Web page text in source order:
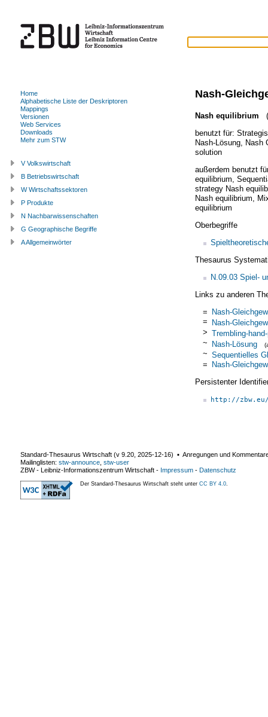
Nash-
Nash equilibrium
benutzt für:
Nash-Lösung, Nash
solution
außerdem benutzt
equilibrium
strategy Nash
Nash equilibrium
equilibrium
Oberbegriffe
Thesaurus
N.09.03 Spiel-
Links zu anderen
= Nash-
= Nash-
> Trembling-
~ Nash-Lösung
~ Sequentielles
= Nash-
Persistenter
http://
Home
Alphabetische Liste der Deskriptoren
Mappings
Versionen
Web Services
Downloads
Mehr zum STW
V Volkswirtschaft
B Betriebswirtschaft
W Wirtschaftssektoren
P Produkte
N Nachbarwissenschaften
G Geographische Begriffe
A Allgemeinwörter
Standard-Thesaurus Wirtschaft (v 9.20 2025-12-16) ▪ Anregungen und
Mailinglisten: stw-announce stw-user
ZBW - Leibniz-Informationszentrum Wirtschaft - Impressum - Datenschutz
Der Standard-Thesaurus Wirtschaft steht unter CC BY 4.0